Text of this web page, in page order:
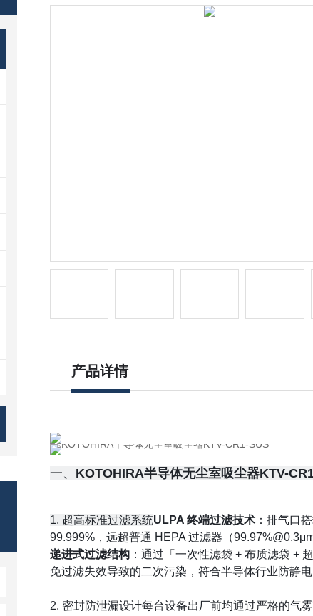
产品详情
一、 KOTOHIRA半导体无尘室吸尘器KTV-
1. 超高标准过滤系统ULPA 终端过滤技术：排气口
99.999%，远超普通 HEPA 过滤器（
递进式过滤结构：通过「一次性滤袋 + 布质滤袋 +
免过滤失效导致的二次污染，符合半导体行业防静电
2. 密封防泄漏设计每台设备出厂前均通过严格的气